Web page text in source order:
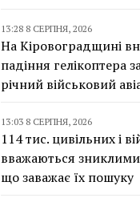
13:28 8 СЕРПНЯ, 2026
На Кіровоградщині
падіння гелікоптера
річний військовий
13:03 8 СЕРПНЯ, 2026
114 тис. цивільних і
вважаються зниклими
що заважає їх пошуку